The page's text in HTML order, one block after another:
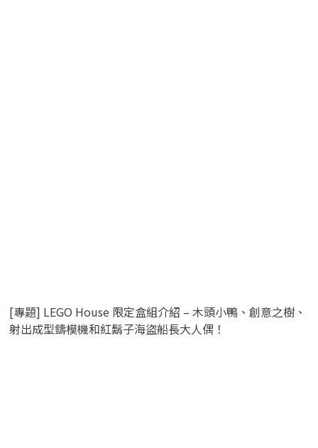
[專題] LEGO House 限定盒組介紹 – 木頭小鴨、創意之樹、
射出成型鑄模機和紅鬍子海盜船長大人偶！